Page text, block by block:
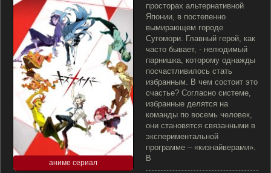
аниме сериал
просторах альтернативной
Японии, в постепенно
вымирающем городе
Сугомори. Главный герой, как
часто бывает, - нелюдимый
парнишка, которому однажды
посчастливилось стать
избранным. В чем состоит это
счастье? Согласно системе,
избранные делятся на
команды по восемь человек,
они становятся связанными в
экспериментальной
программе – «кизнайверами».
В